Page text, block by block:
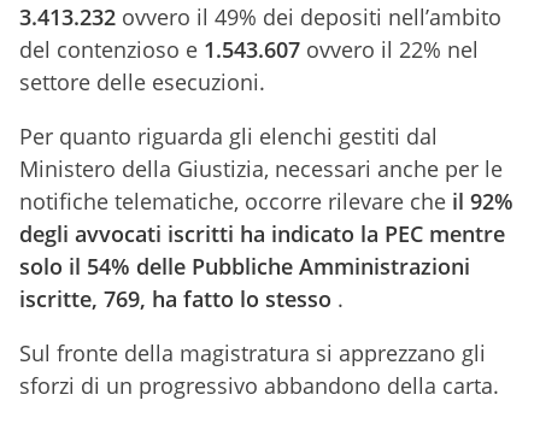
3.413.232 ovvero il 49% dei depositi nell’ambito
del contenzioso e 1.543.607 ovvero il 22% nel
settore delle esecuzioni.
Per quanto riguarda gli elenchi gestiti dal
Ministero della Giustizia, necessari anche per le
notifiche telematiche, occorre rilevare che il 92%
degli avvocati iscritti ha indicato la PEC mentre
solo il 54% delle Pubbliche Amministrazioni
iscritte, 769, ha fatto lo stesso .
Sul fronte della magistratura si apprezzano gli
sforzi di un progressivo abbandono della carta.